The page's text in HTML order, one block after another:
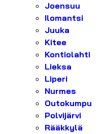
Joensuu
Ilomantsi
Juuka
Kitee
Kontiolahti
Lieksa
Liperi
Nurmes
Outokumpu
Polvijärvi
Rääkkylä